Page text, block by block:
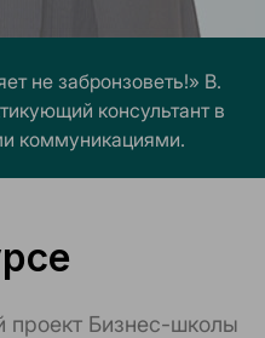
не забронзоветь!» В.
консультант в
коммуникациями.
проект Бизнес-школы